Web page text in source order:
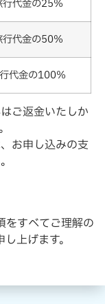
行代金の25%
行代金の50%
代金の100%
ご返金いたしか
お申し込みの支
をすべてご理解の
上げます。